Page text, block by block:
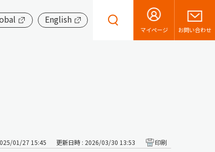
English
マイページ お問い合わせ
01/27 15:45 更新日時 : 2026/03/30 13:53 印刷